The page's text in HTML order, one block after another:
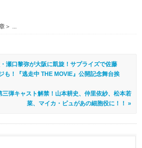
＞ ...
瀬口黎弥が大阪に凱旋！サプライズで佐藤
も！『逃走中 THE MOVIE』公開記念舞台挨
三弾キャスト解禁！山本耕史、仲里依紗、松本若
菜、マイカ・ピュがあの細胞役に！！ »